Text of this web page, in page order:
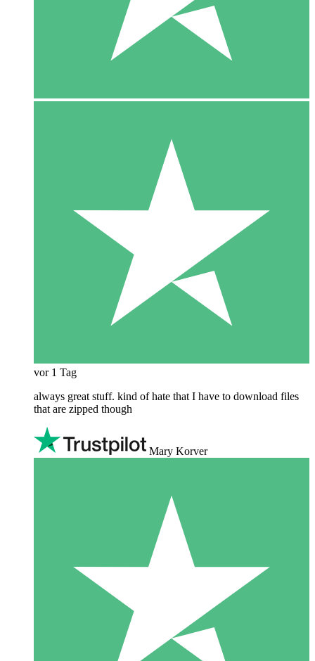
vor 1 Tag
always great stuff. kind of hate that I have to download files
that are zipped though
Mary Korver